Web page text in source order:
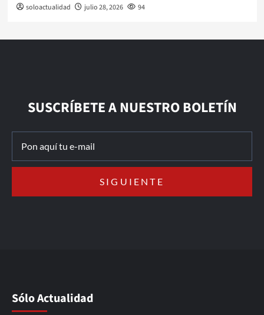
soloactualidad julio 28, 2026 94
SUSCRÍBETE A NUESTRO BOLETÍN
Sólo Actualidad